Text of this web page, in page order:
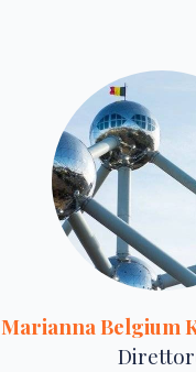
Marianna Belgium